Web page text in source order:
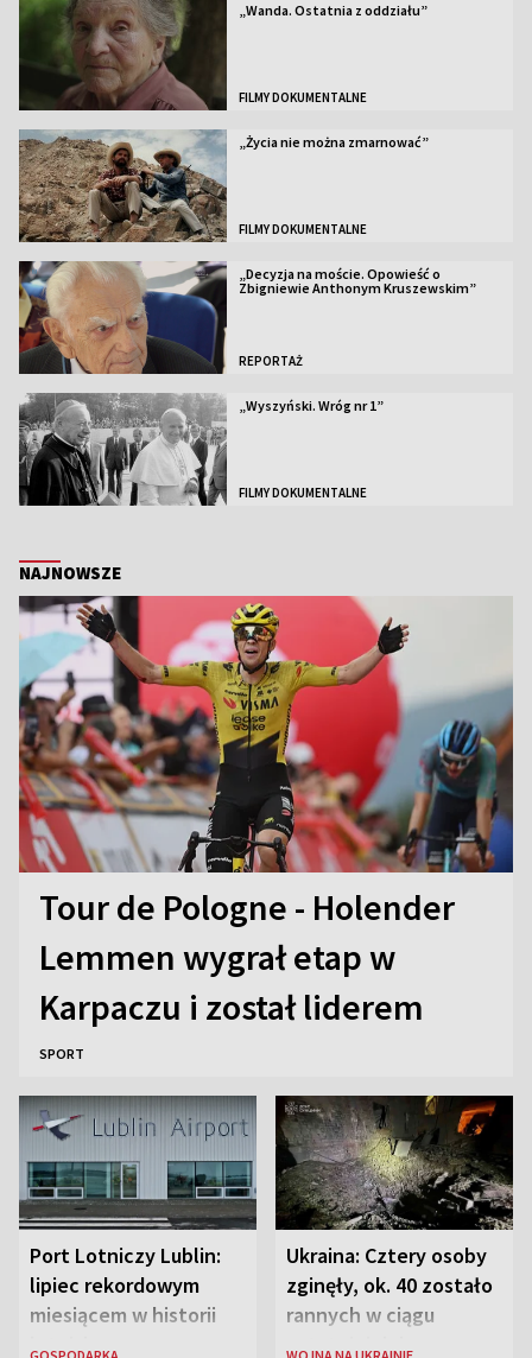
„Wanda. Ostatnia z oddziału”
FILMY DOKUMENTALNE
„Życia nie można zmarnować”
FILMY DOKUMENTALNE
„Decyzja na moście. Opowieść o
Zbigniewie Anthonym Kruszewskim”
REPORTAŻ
„Wyszyński. Wróg nr 1”
FILMY DOKUMENTALNE
NAJNOWSZE
Tour de Pologne - Holender
Lemmen wygrał etap w
Karpaczu i został liderem
SPORT
Port Lotniczy Lublin:
lipiec rekordowym
miesiącem w historii
lotniska
Ukraina: Cztery osoby
zginęły, ok. 40 zostało
rannych w ciągu
ostatniej doby w